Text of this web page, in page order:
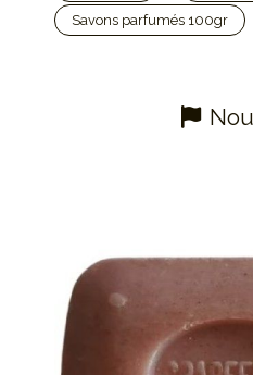
Savons parfumés 100gr